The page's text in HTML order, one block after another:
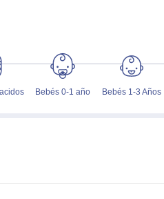
Bebés 0-1 año Bebés 1-3 Años